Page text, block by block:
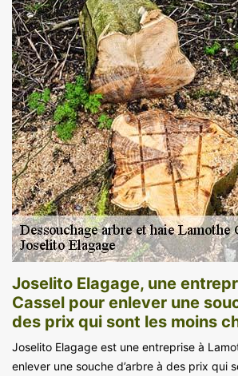
Joselito Elagage, une
Cassel pour enlever une
des prix qui sont les moins
Joselito Elagage est une entreprise à
enlever une souche d’arbre à des prix qui